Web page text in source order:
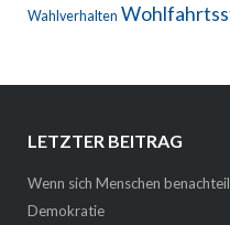
Wahlverhalten
LETZTER BEITRAG
Wenn sich Menschen
Demokratie